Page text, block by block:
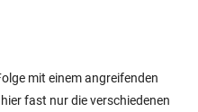
mit einem angreifenden
fast nur die verschiedenen